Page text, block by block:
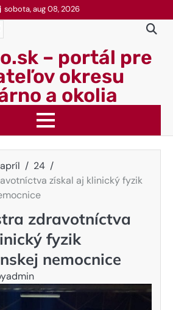
sobota, aug 08, 2026
– portál pre
okresu
a okolia
apríl
24
získal aj klinický fyzik
zdravotníctva
fyzik
nemocnice
admin